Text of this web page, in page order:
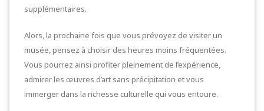
supplémentaires.
Alors, la prochaine fois que vous prévoyez de visiter un
musée, pensez à choisir des heures moins fréquentées.
Vous pourrez ainsi profiter pleinement de l’expérience,
admirer les œuvres d’art sans précipitation et vous
immerger dans la richesse culturelle qui vous entoure.